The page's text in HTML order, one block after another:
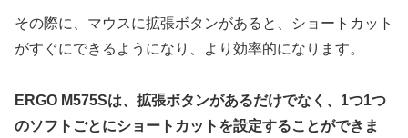
その際に、マウスに拡張ボタンがあると、ショートカット
がすぐにできるようになり、より効率的になります。
ERGO M575Sは、拡張ボタンがあるだけでなく、1つ1つ
のソフトごとにショートカットを設定することができま